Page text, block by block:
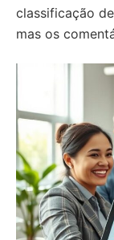
classificação
mas os